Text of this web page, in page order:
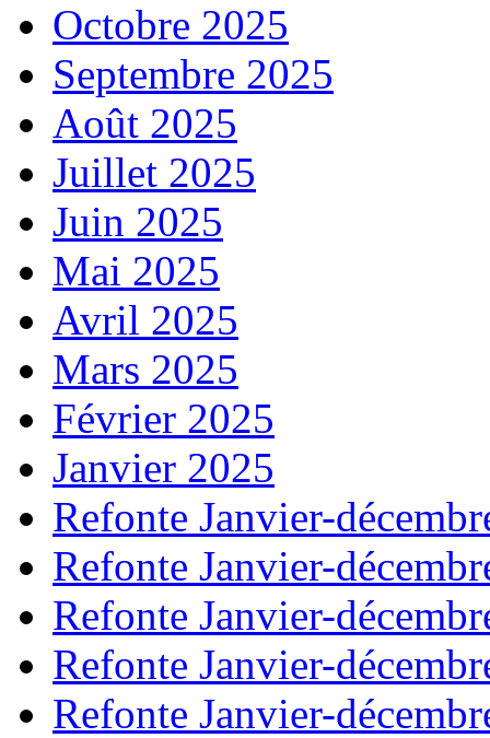
Octobre 2025
Septembre 2025
Août 2025
Juillet 2025
Juin 2025
Mai 2025
Avril 2025
Mars 2025
Février 2025
Janvier 2025
Refonte Janvier-
Refonte Janvier-
Refonte Janvier-
Refonte Janvier-
Refonte Janvier-